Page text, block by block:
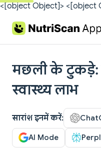
<[object Object]> <[object
मछली के टुकड़े:
स्वास्थ्य लाभ
सारांश इनमें करें:
AI Mode